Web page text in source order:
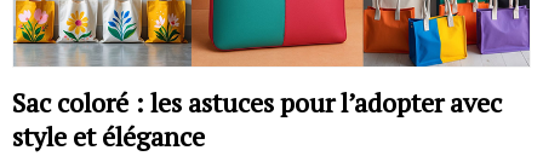
Sac coloré : les astuces pour l’adopter avec
style et élégance